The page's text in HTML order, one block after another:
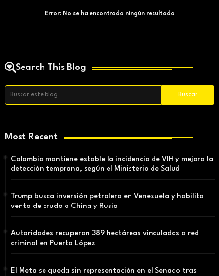
Error:No se ha encontrado ningún resultado
Search This Blog
Most Recent
Colombia mantiene estable la incidencia de VIH y mejora la
detección temprana, según el Ministerio de Salud
Trump busca inversión petrolera en Venezuela y habilita
venta de crudo a China y Rusia
Autoridades recuperan 389 hectáreas vinculadas a red
criminal en Puerto López
El Meta se queda sin representación en el Senado tras